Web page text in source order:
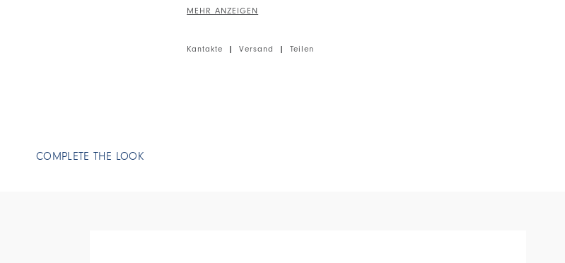
Partielle Vorderseite-Knopfleiste. Unregelmäßiger Saum.
Kantakte
| Versand | Teilen
COMPLETE THE LOOK